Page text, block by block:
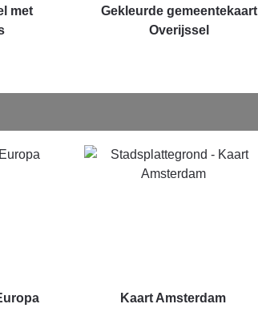
met
Gekleurde gemeentekaart
Overijssel
Kaart Amsterdam